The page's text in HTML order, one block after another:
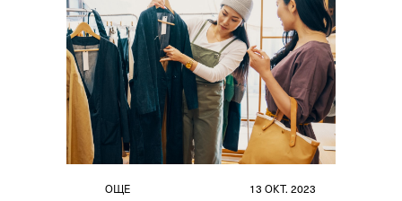
OЩЕ 13 ОКТ. 2023